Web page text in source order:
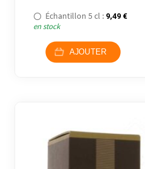
Échantillon 5 cl : 9,49 €
en stock
AJOUTER